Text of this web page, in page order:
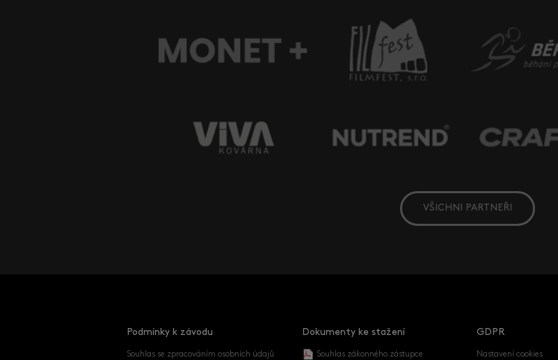
VŠICHNI PARTNEŘI
Podmínky k závodu
Souhlas se zpracováním osobních údajů
Dokumenty ke stažení
Souhlas zákonného zástupce
GDPR
Nastavení cookies